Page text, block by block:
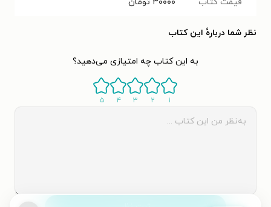
نظر شما دربارهٔ این کتاب
به این کتاب چه امتیازی می‌دهید؟
۱ ۲ ۳ ۴ ۵